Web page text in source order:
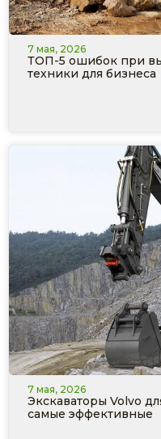
7 мая, 2026
ТОП-5 ошибок при
техники для бизнеса
7 мая, 2026
Экскаваторы Volvo
самые эффективные